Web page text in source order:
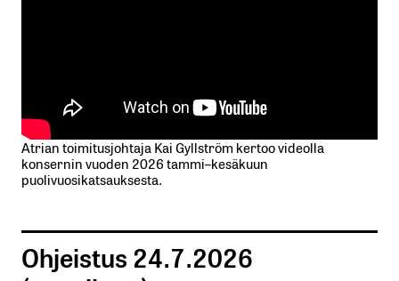
Atrian toimitusjohtaja Kai Gyllström kertoo videolla
konsernin vuoden 2026 tammi–kesäkuun
puolivuosikatsauksesta.
Ohjeistus 24.7.2026